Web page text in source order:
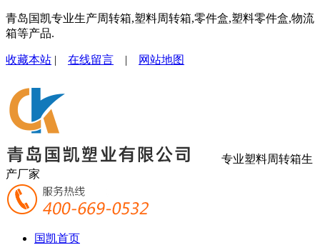
青岛国凯专业生产周转箱,塑料周转箱,零件盒,塑料零件盒,物流
箱等产品.
收藏本站 | 在线留言 | 网站地图
专业塑料周转箱生
产厂家
国凯首页